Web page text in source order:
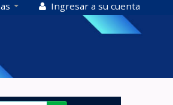
Ingresar a su cuenta